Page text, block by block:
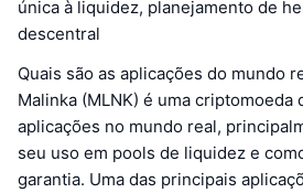
única à liquidez, planejamento de
descentral
Quais são as aplicações do mundo
Malinka (MLNK) é uma criptomoeda
aplicações no mundo real,
seu uso em pools de liquidez e
garantia. Uma das principais